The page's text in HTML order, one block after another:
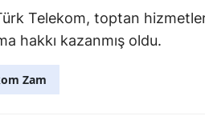
Telekom, toptan
hakkı kazanmış oldu.
Zam